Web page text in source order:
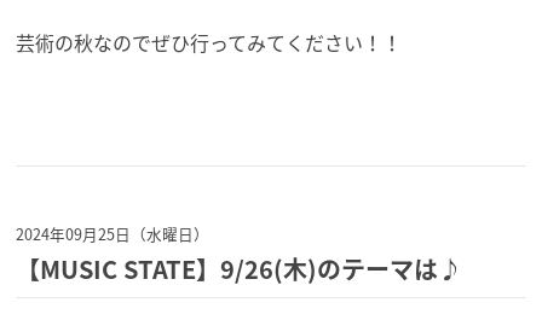
芸術の秋なのでぜひ行ってみてください！！
2024年09月25日（水曜日）
【MUSIC STATE】9/26(木)のテーマは♪